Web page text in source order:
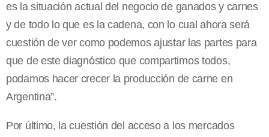
es la situación actual del negocio de ganados y carnes
y de todo lo que es la cadena, con lo cual ahora será
cuestión de ver como podemos ajustar las partes para
que de este diagnóstico que compartimos todos,
podamos hacer crecer la producción de carne en
Argentina”.
Por último, la cuestión del acceso a los mercados